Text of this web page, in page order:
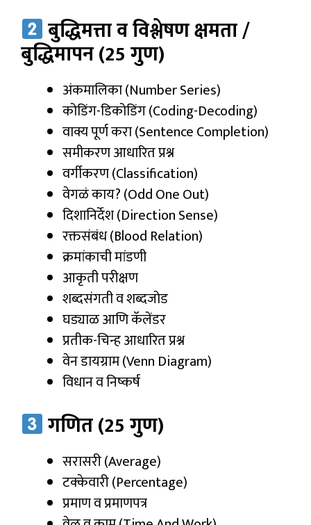
बुद्धिमत्ता व विश्लेषण क्षमता /
बुद्धिमापन (25 गुण)
अंकमालिका (Number Series)
कोडिंग-डिकोडिंग (Coding-Decoding)
वाक्य पूर्ण करा (Sentence Completion)
समीकरण आधारित प्रश्न
वर्गीकरण (Classification)
वेगळं काय? (Odd One Out)
दिशानिर्देश (Direction Sense)
रक्तसंबंध (Blood Relation)
क्रमांकाची मांडणी
आकृती परीक्षण
शब्दसंगती व शब्दजोड
घड्याळ आणि कॅलेंडर
प्रतीक-चिन्ह आधारित प्रश्न
वेन डायग्राम (Venn Diagram)
विधान व निष्कर्ष
गणित (25 गुण)
सरासरी (Average)
टक्केवारी (Percentage)
प्रमाण व प्रमाणपत्र